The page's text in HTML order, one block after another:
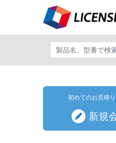
初めてのお見積
新規